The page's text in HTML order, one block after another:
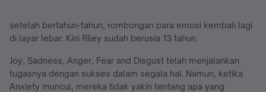
setelah bertahun-tahun, rombongan para emosi kembali lagi
di layar lebar. Kini Riley sudah berusia 13 tahun.
Joy, Sadness, Anger, Fear and Disgust telah menjalankan
tugasnya dengan sukses dalam segala hal. Namun, ketika
Anxiety muncul, mereka tidak yakin tentang apa yang